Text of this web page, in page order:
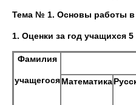
Тема № 1. Основы работы в
1. Оценки за год учащихся 5
Фамилия
учащегося Математика